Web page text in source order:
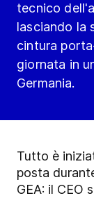
tecnico
lasciando la
cintura
giornata in
Germania.
Tutto è
posta
GEA: il CEO